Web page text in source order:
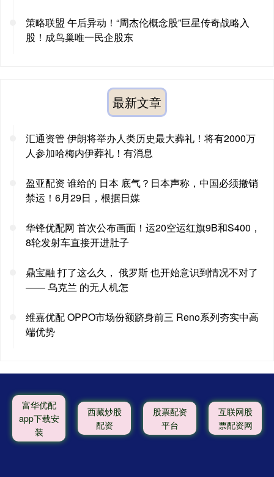
策略联盟 午后异动！“周杰伦概念股”巨星传奇战略入
股！成鸟巢唯一民企股东
最新文章
汇通资管 伊朗将举办人类历史最大葬礼！将有2000万
人参加哈梅内伊葬礼！有消息
盈亚配资 谁给的 日本 底气？日本声称，中国必须撤销
禁运！6月29日，根据日媒
华锋优配网 首次公布画面！运20空运红旗9B和S400，
8轮发射车直接开进肚子
鼎宝融 打了这么久， 俄罗斯 也开始意识到情况不对了
—— 乌克兰 的无人机怎
维嘉优配 OPPO市场份额跻身前三 Reno系列夯实中高
端优势
富华优配
app下载安
装
西藏炒股
配资
股票配资
平台
互联网股
票配资网